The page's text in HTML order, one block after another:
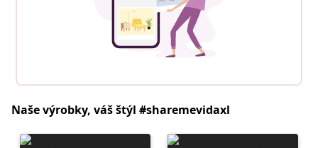
Naše výrobky, váš štýl #sharemevidaxl